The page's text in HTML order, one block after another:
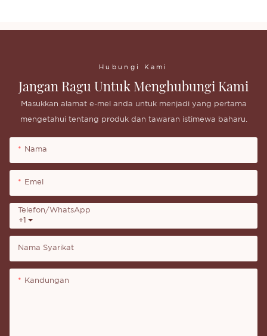
Hubungi Kami
Jangan Ragu Untuk Menghubungi Kami
Masukkan alamat e-mel anda untuk menjadi yang pertama
mengetahui tentang produk dan tawaran istimewa baharu.
Nama
Emel
+1
Telefon/whatsApp
Nama Syarikat
Kandungan